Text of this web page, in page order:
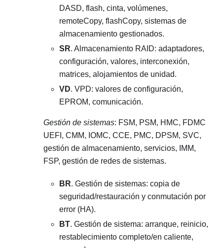
DASD, flash, cinta, volúmenes,
remoteCopy, flashCopy, sistemas de
almacenamiento gestionados.
SR. Almacenamiento RAID: adaptadores,
configuración, valores, interconexión,
matrices, alojamientos de unidad.
VD. VPD: valores de configuración,
EPROM, comunicación.
Gestión de sistemas: FSM, PSM, HMC, FDMC
UEFI, CMM, IOMC, CCE, PMC, DPSM, SVC,
gestión de almacenamiento, servicios, IMM,
FSP, gestión de redes de sistemas.
BR. Gestión de sistemas: copia de
seguridad/restauración y conmutación por
error (HA).
BT. Gestión de sistema: arranque, reinicio,
restablecimiento completo/en caliente,